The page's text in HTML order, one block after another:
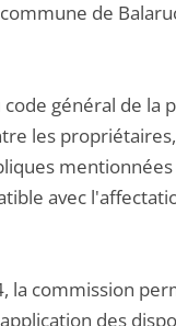
de
général de
les
avec
la commission
des